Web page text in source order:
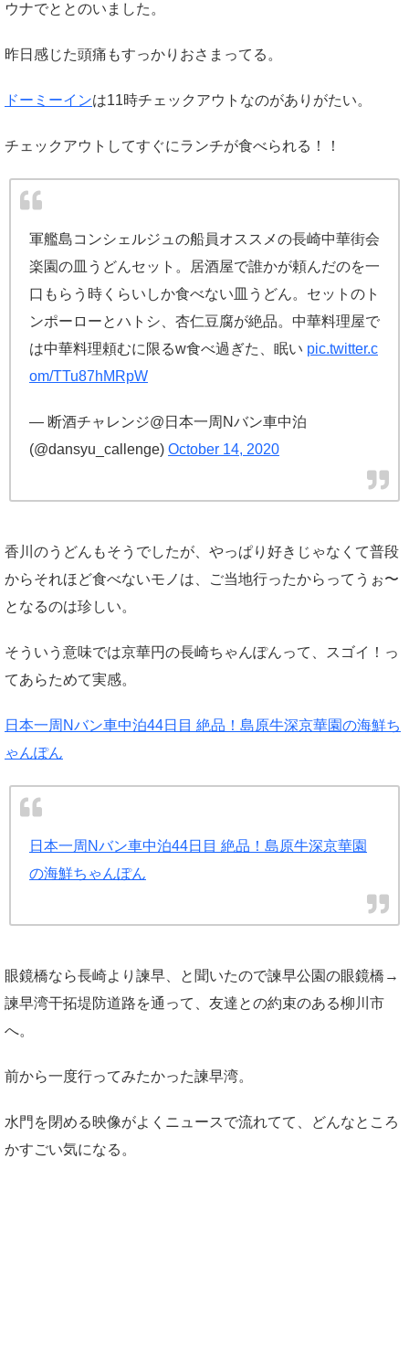
ウナでととのいました。
昨日感じた頭痛もすっかりおさまってる。
ドーミーインは11時チェックアウトなのがありがたい。
チェックアウトしてすぐにランチが食べられる！！
軍艦島コンシェルジュの船員オススメの長崎中華街会
楽園の皿うどんセット。居酒屋で誰かが頼んだのを一
口もらう時くらいしか食べない皿うどん。セットのト
ンポーローとハトシ、杏仁豆腐が絶品。中華料理屋で
は中華料理頼むに限るw食べ過ぎた、眠い pic.twitter.c
om/TTu87hMRpW
— 断酒チャレンジ@日本一周Nバン車中泊
(@dansyu_callenge) October 14, 2020
香川のうどんもそうでしたが、やっぱり好きじゃなくて普段
からそれほど食べないモノは、ご当地行ったからってうぉ〜
となるのは珍しい。
そういう意味では京華円の長崎ちゃんぽんって、スゴイ！っ
てあらためて実感。
日本一周Nバン車中泊44日目 絶品！島原牛深京華園の海鮮ち
ゃんぽん
日本一周Nバン車中泊44日目 絶品！島原牛深京華園
の海鮮ちゃんぽん
眼鏡橋なら長崎より諫早、と聞いたので諫早公園の眼鏡橋→
諫早湾干拓堤防道路を通って、友達との約束のある柳川市
へ。
前から一度行ってみたかった諫早湾。
水門を閉める映像がよくニュースで流れてて、どんなところ
かすごい気になる。